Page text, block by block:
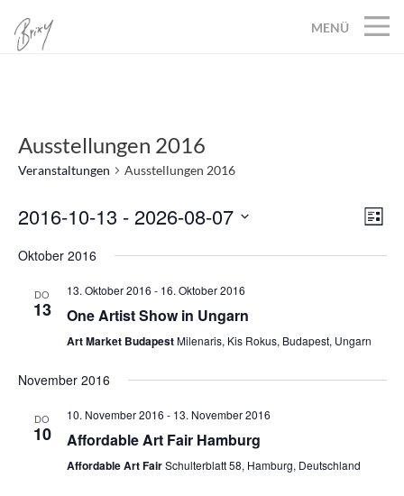
MENÜ
Ausstellungen 2016
Veranstaltungen Ausstellungen 2016
Liste
2016-10-13 - 2026-08-07
wählen.
Oktober 2016
DO
13
13. Oktober 2016 - 16. Oktober 2016
One Artist Show in Ungarn
Art Market BudapestMilenaris, Kis Rokus, Budapest, Ungarn
November 2016
DO
10
10. November 2016 - 13. November 2016
Affordable Art Fair Hamburg
Affordable Art FairSchulterblatt 58, Hamburg, Deutschland